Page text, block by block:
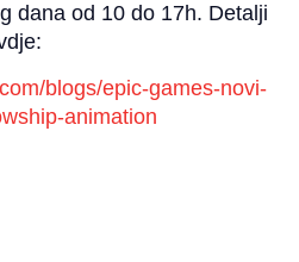
dana od 10 do 17h. Detalji
blogs/epic-games-novi-
animation